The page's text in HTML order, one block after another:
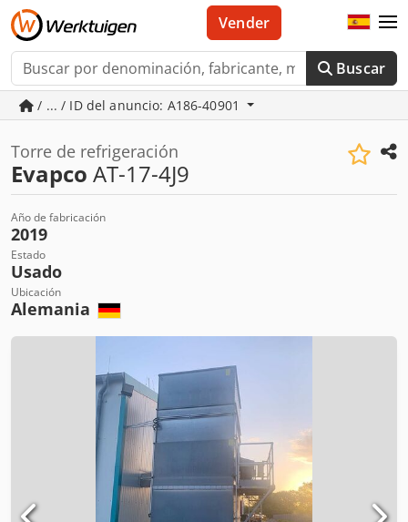
Buscar
Vender
/ ... / ID del anuncio: A186-40901
Torre de refrigeración
Evapco AT-17-4J9
Año de fabricación
2019
Estado
Usado
Ubicación
Alemania